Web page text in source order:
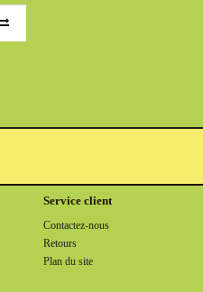
Service client
Contactez-nous
Retours
Plan du site